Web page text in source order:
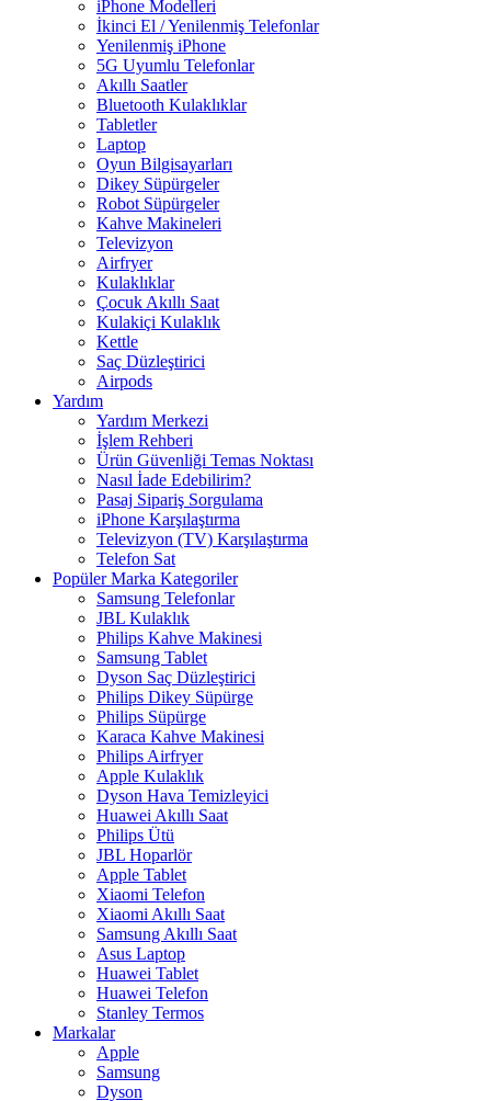
iPhone Modelleri
İkinci El / Yenilenmiş Telefonlar
Yenilenmiş iPhone
5G Uyumlu Telefonlar
Akıllı Saatler
Bluetooth Kulaklıklar
Tabletler
Laptop
Oyun Bilgisayarları
Dikey Süpürgeler
Robot Süpürgeler
Kahve Makineleri
Televizyon
Airfryer
Kulaklıklar
Çocuk Akıllı Saat
Kulakiçi Kulaklık
Kettle
Saç Düzleştirici
Airpods
Yardım
Yardım Merkezi
İşlem Rehberi
Ürün Güvenliği Temas Noktası
Nasıl İade Edebilirim?
Pasaj Sipariş Sorgulama
iPhone Karşılaştırma
Televizyon (TV) Karşılaştırma
Telefon Sat
Popüler Marka Kategoriler
Samsung Telefonlar
JBL Kulaklık
Philips Kahve Makinesi
Samsung Tablet
Dyson Saç Düzleştirici
Philips Dikey Süpürge
Philips Süpürge
Karaca Kahve Makinesi
Philips Airfryer
Apple Kulaklık
Dyson Hava Temizleyici
Huawei Akıllı Saat
Philips Ütü
JBL Hoparlör
Apple Tablet
Xiaomi Telefon
Xiaomi Akıllı Saat
Samsung Akıllı Saat
Asus Laptop
Huawei Tablet
Huawei Telefon
Stanley Termos
Markalar
Apple
Samsung
Dyson